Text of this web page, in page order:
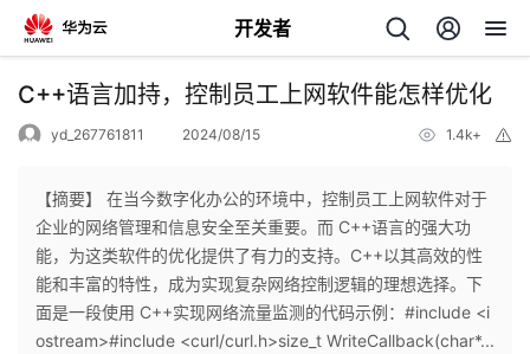
开发者
返
个
人
我
C++语言加持，控制员工上网软件能怎样优化
yd_267761811 2024/08/15 1.4k+
【摘要】 在当今数字化办公的环境中，控制员工上网软件对于
企业的网络管理和信息安全至关重要。而 C++语言的强大功
能，为这类软件的优化提供了有力的支持。C++以其高效的性
能和丰富的特性，成为实现复杂网络控制逻辑的理想选择。下
面是一段使用 C++实现网络流量监测的代码示例：#include <i
ostream>#include <curl/curl.h>size_t WriteCallback(char*...